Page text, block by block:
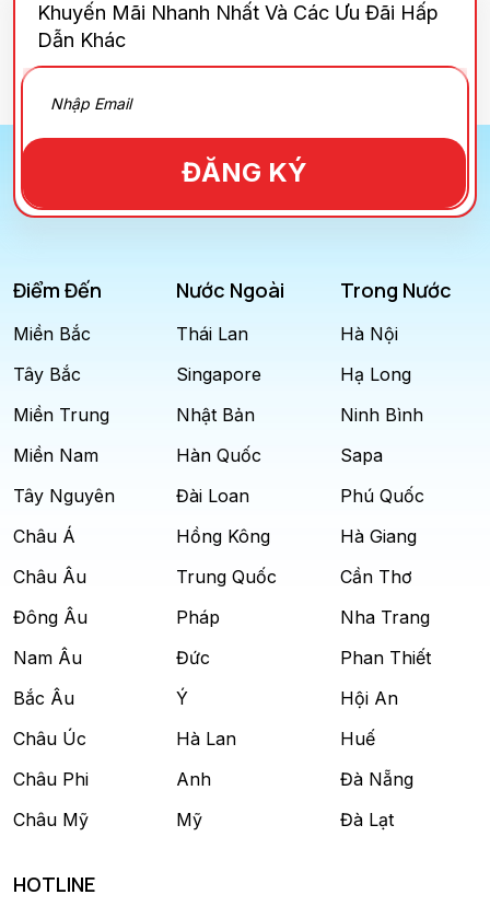
Khuyến Mãi Nhanh Nhất Và Các Ưu Đãi Hấp
Dẫn Khác
ĐĂNG KÝ
Điểm Đến
Miền Bắc
Tây Bắc
Miền Trung
Miền Nam
Tây Nguyên
Châu Á
Châu Âu
Đông Âu
Nam Âu
Bắc Âu
Châu Úc
Châu Phi
Châu Mỹ
Nước Ngoài
Thái Lan
Singapore
Nhật Bản
Hàn Quốc
Đài Loan
Hồng Kông
Trung Quốc
Pháp
Đức
Ý
Hà Lan
Anh
Mỹ
Trong Nước
Hà Nội
Hạ Long
Ninh Bình
Sapa
Phú Quốc
Hà Giang
Cần Thơ
Nha Trang
Phan Thiết
Hội An
Huế
Đà Nẵng
Đà Lạt
HOTLINE